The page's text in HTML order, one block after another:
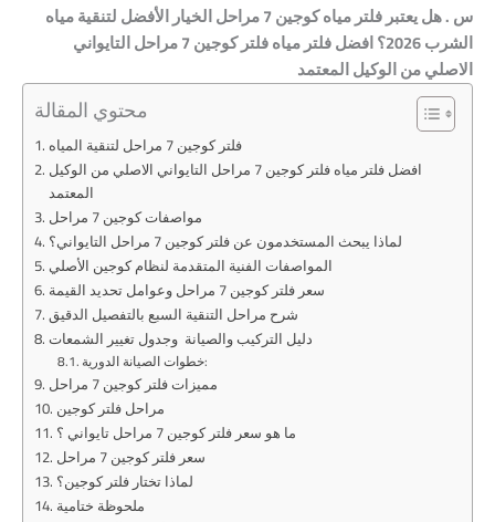
س . هل يعتبر فلتر مياه كوجين 7 مراحل الخيار الأفضل لتنقية مياه
الشرب 2026؟ افضل فلتر مياه فلتر كوجين 7 مراحل التايواني
الاصلي من الوكيل المعتمد
محتوي المقالة
فلتر كوجين 7 مراحل لتنقية المياه
افضل فلتر مياه فلتر كوجين 7 مراحل التايواني الاصلي من الوكيل
المعتمد
مواصفات كوجين 7 مراحل
لماذا يبحث المستخدمون عن فلتر كوجين 7 مراحل التايواني؟
المواصفات الفنية المتقدمة لنظام كوجين الأصلي
سعر فلتر كوجين 7 مراحل وعوامل تحديد القيمة
شرح مراحل التنقية السبع بالتفصيل الدقيق
دليل التركيب والصيانة وجدول تغيير الشمعات
خطوات الصيانة الدورية:
مميزات فلتر كوجين 7 مراحل
مراحل فلتر كوجين
ما هو سعر فلتر كوجين 7 مراحل تايواني ؟
سعر فلتر كوجين 7 مراحل
لماذا تختار فلتر كوجين؟
ملحوظة ختامية